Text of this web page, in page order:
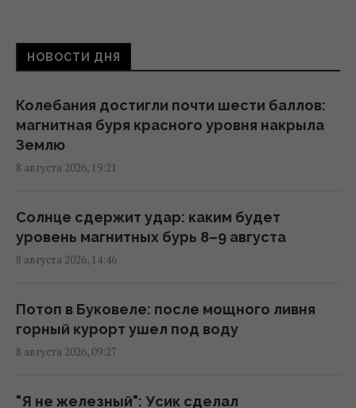
Евросоюз ускорил работу над
собственным аналогом Starlink
США внезапно уволили генерала,
командовавшего войсками в Европе
12:13 суббота, 08 августа 2026
Главный генерал США ищет выход из
войны в Иране, чтобы не разозлить
Трампа, - CNN
Разведка США связывает с Россией дрон
со взрывчаткой в аэропорту Лейпцига, –
09:59 суббота, 08 августа 2026
НОВОСТИ ДНЯ
Колебания достигли почти шести баллов:
магнитная буря красного уровня накрыла
Землю
8 августа 2026, 19:21
Солнце сдержит удар: каким будет
уровень магнитных бурь 8–9 августа
8 августа 2026, 14:46
Потоп в Буковеле: после мощного ливня
горный курорт ушел под воду
8 августа 2026, 09:27
"Я не железный": Усик сделал